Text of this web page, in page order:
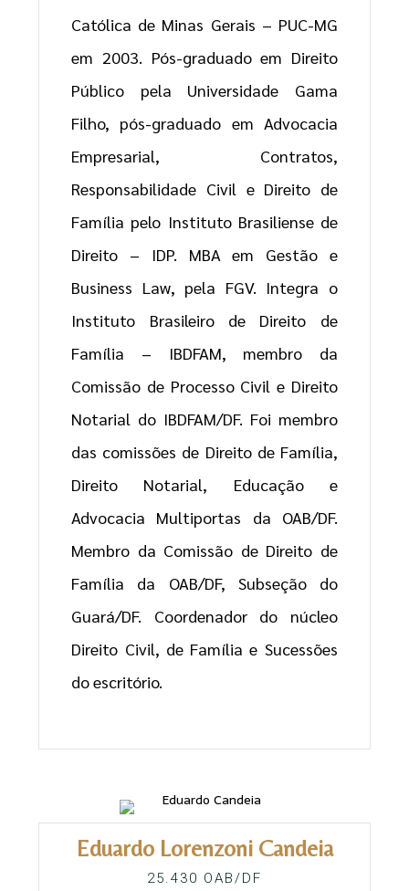
Católica de Minas Gerais – PUC-MG
em 2003. Pós-graduado em Direito
Público pela Universidade Gama
Filho, pós-graduado em Advocacia
Empresarial, Contratos,
Responsabilidade Civil e Direito de
Família pelo Instituto Brasiliense de
Direito – IDP. MBA em Gestão e
Business Law, pela FGV. Integra o
Instituto Brasileiro de Direito de
Família – IBDFAM, membro da
Comissão de Processo Civil e Direito
Notarial do IBDFAM/DF. Foi membro
das comissões de Direito de Família,
Direito Notarial, Educação e
Advocacia Multiportas da OAB/DF.
Membro da Comissão de Direito de
Família da OAB/DF, Subseção do
Guará/DF. Coordenador do núcleo
Direito Civil, de Família e Sucessões
do escritório.
Eduardo Lorenzoni Candeia
25.430 OAB/DF